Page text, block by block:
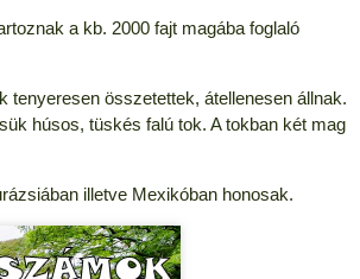
a kb. 2000 fajt magába foglaló
tenyeresen összetettek, átellenesen állnak.
húsos, tüskés falú tok. A tokban két mag
illetve Mexikóban honosak.